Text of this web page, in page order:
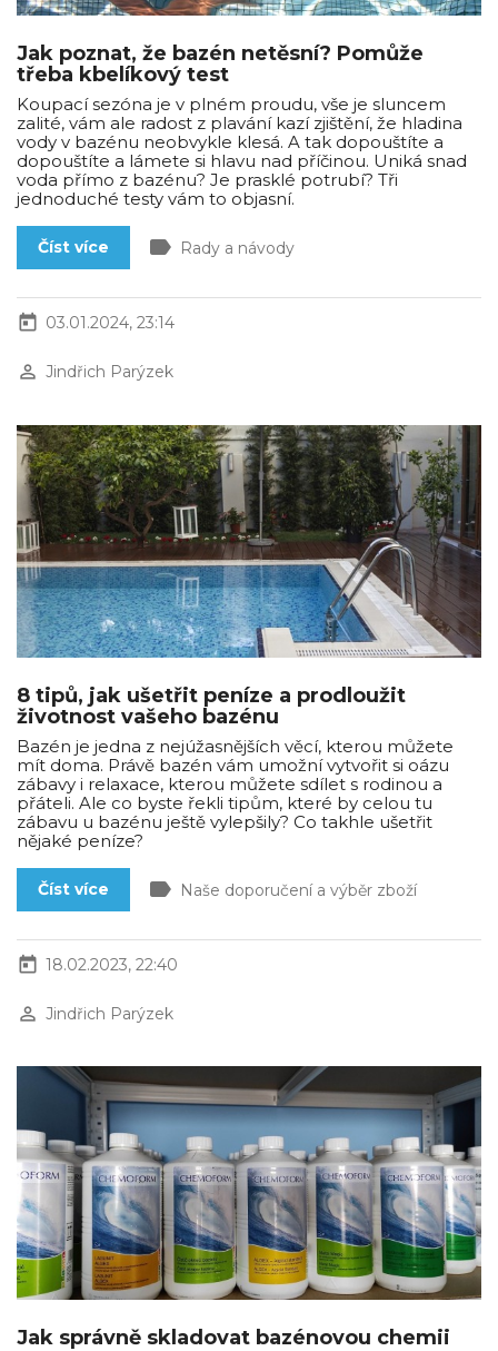
Jak poznat, že bazén netěsní? Pomůže
třeba kbelíkový test
Koupací sezóna je v plném proudu, vše je sluncem
zalité, vám ale radost z plavání kazí zjištění, že hladina
vody v bazénu neobvykle klesá. A tak dopouštíte a
dopouštíte a lámete si hlavu nad příčinou. Uniká snad
voda přímo z bazénu? Je prasklé potrubí? Tři
jednoduché testy vám to objasní.
Číst více label Rady a návody
today 03.01.2024, 23:14
perm_identity Jindřich Parýzek
8 tipů, jak ušetřit peníze a prodloužit
životnost vašeho bazénu
Bazén je jedna z nejúžasnějších věcí, kterou můžete
mít doma. Právě bazén vám umožní vytvořit si oázu
zábavy i relaxace, kterou můžete sdílet s rodinou a
přáteli. Ale co byste řekli tipům, které by celou tu
zábavu u bazénu ještě vylepšily? Co takhle ušetřit
nějaké peníze?
Číst více label Naše doporučení a výběr zboží
today 18.02.2023, 22:40
perm_identity Jindřich Parýzek
Jak správně skladovat bazénovou chemii